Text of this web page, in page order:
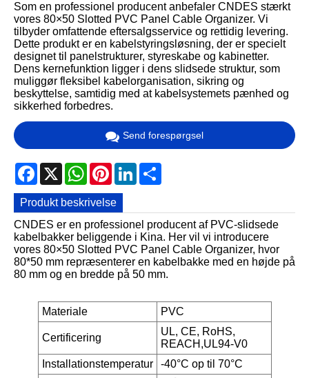
Som en professionel producent anbefaler CNDES stærkt
vores 80×50 Slotted PVC Panel Cable Organizer. Vi
tilbyder omfattende eftersalgsservice og rettidig levering.
Dette produkt er en kabelstyringsløsning, der er specielt
designet til panelstrukturer, styreskabe og kabinetter.
Dens kernefunktion ligger i dens slidsede struktur, som
muliggør fleksibel kabelorganisation, sikring og
beskyttelse, samtidig med at kabelsystemets pænhed og
sikkerhed forbedres.
Send forespørgsel
Facebook
X WhatsApp
PinterestLinkedIn
Produkt beskrivelse
CNDES er en professionel producent af PVC-slidsede
kabelbakker beliggende i Kina. Her vil vi introducere
vores 80×50 Slotted PVC Panel Cable Organizer, hvor
80*50 mm repræsenterer en kabelbakke med en højde på
80 mm og en bredde på 50 mm.
Materiale PVC
Certificering
UL, CE, RoHS,
REACH,UL94-V0
Installationstemperatur
-40°C op til 70°C